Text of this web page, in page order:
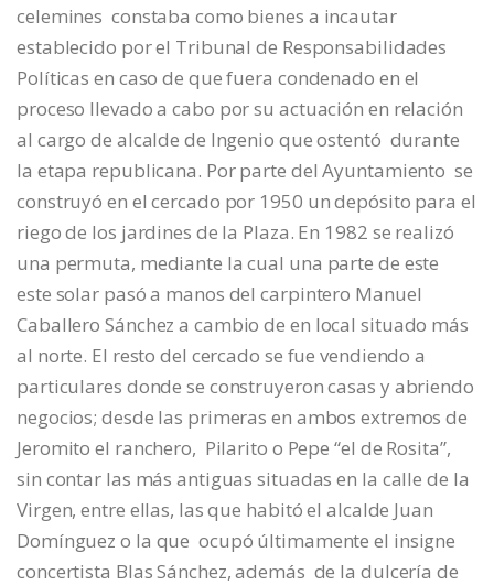
celemines constaba como bienes a incautar
establecido por el Tribunal de Responsabilidades
Políticas en caso de que fuera condenado en el
proceso llevado a cabo por su actuación en relación
al cargo de alcalde de Ingenio que ostentó durante
la etapa republicana. Por parte del Ayuntamiento se
construyó en el cercado por 1950 un depósito para el
riego de los jardines de la Plaza. En 1982 se realizó
una permuta, mediante la cual una parte de este
este solar pasó a manos del carpintero Manuel
Caballero Sánchez a cambio de en local situado más
al norte. El resto del cercado se fue vendiendo a
particulares donde se construyeron casas y abriendo
negocios; desde las primeras en ambos extremos de
Jeromito el ranchero, Pilarito o Pepe “el de Rosita”,
sin contar las más antiguas situadas en la calle de la
Virgen, entre ellas, las que habitó el alcalde Juan
Domínguez o la que ocupó últimamente el insigne
concertista Blas Sánchez, además de la dulcería de